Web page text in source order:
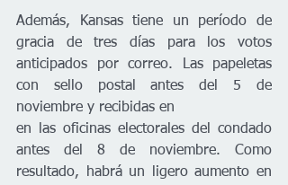
Además, Kansas tiene un período de
gracia de tres días para los votos
anticipados por correo. Las papeletas
con sello postal antes del 5 de
noviembre y recibidas en
en las oficinas electorales del condado
antes del 8 de noviembre. Como
resultado, habrá un ligero aumento en